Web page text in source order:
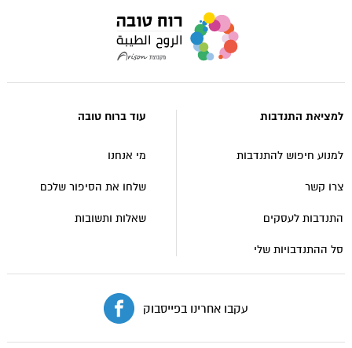
רוח
למציאת התנדבות
למנוע חיפוש להתנדבות
צרו קשר
התנדבות לעסקים
סל ההתנדבויות שלי
עוד ברוח טובה
מי אנחנו
שלחו את הסיפור שלכם
שאלות ותשובות
עקבו אחרינו בפייסבוק